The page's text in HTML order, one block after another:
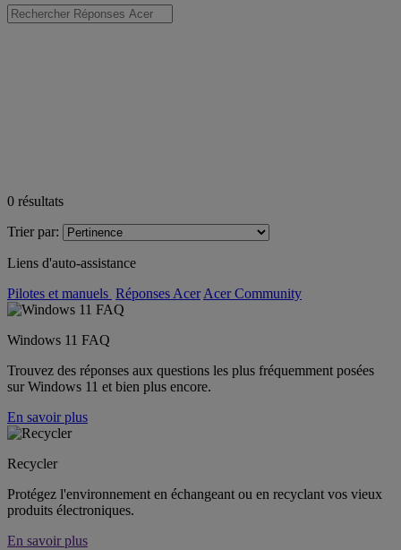
0 résultats
Trier par:
Liens d'auto-assistance
Pilotes et manuels Réponses Acer Acer Community
Windows 11 FAQ
Trouvez des réponses aux questions les plus fréquemment posées
sur Windows 11 et bien plus encore.
En savoir plus
Recycler
Protégez l'environnement en échangeant ou en recyclant vos vieux
produits électroniques.
En savoir plus